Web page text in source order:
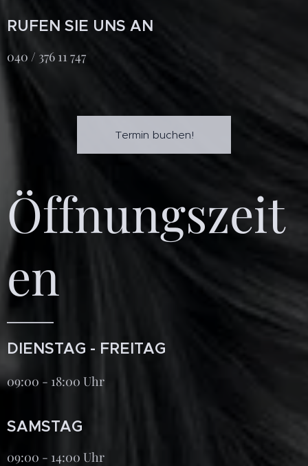
RUFEN SIE UNS AN
040 / 376 11 747
Termin buchen!
Öffnungszeit
en
DIENSTAG - FREITAG
09:00 - 18:00 Uhr
SAMSTAG
09:00 - 14:00 Uhr